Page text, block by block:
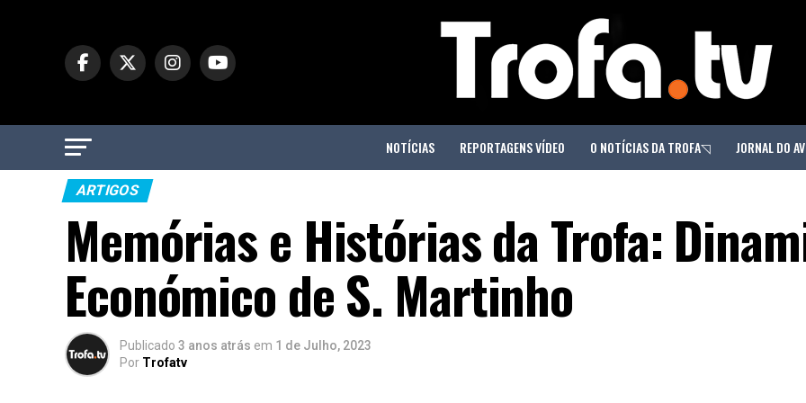
NOTÍCIAS REPORTAGENS VÍDEO O NOTÍCIAS DA TROFA◹ JORNAL DO
ARTIGOS
Memórias e Histórias da Trofa:
Económico de S. Martinho
Publicado 3 anos atrás em 1 de Julho, 2023
Por Trofatv